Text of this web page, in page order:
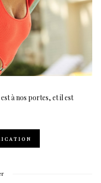
à nos portes, et il est